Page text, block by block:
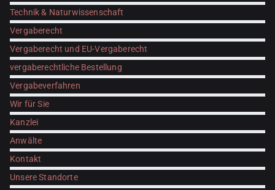
Technik & Naturwissenschaft
Vergaberecht
Vergaberecht und EU-Vergaberecht
vergaberechtliche Bestellung
Vergabeverfahren
Wir für Sie
Kanzlei
Anwälte
Kontakt
Unsere Standorte